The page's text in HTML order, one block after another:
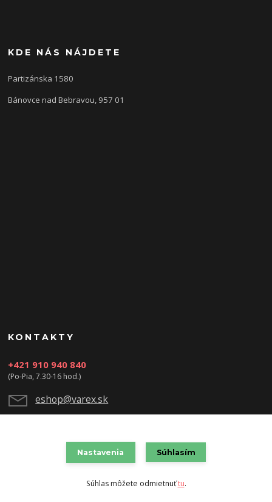
KDE NÁS NÁJDETE
Partizánska 1580
Bánovce nad Bebravou, 957 01
KONTAKTY
+421 910 940 840
(Po-Pia, 7.30-16 hod.)
eshop@varex.sk
Vytvorené na
Eshop-rychlo.sk
Nastavenia Súhlasím
Súhlas môžete odmietnuťtu.